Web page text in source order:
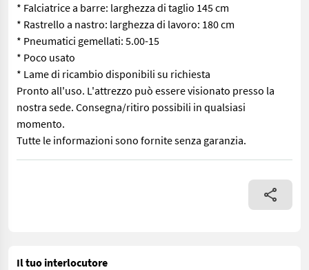
* Falciatrice a barre: larghezza di taglio 145 cm
* Rastrello a nastro: larghezza di lavoro: 180 cm
* Pneumatici gemellati: 5.00-15
* Poco usato
* Lame di ricambio disponibili su richiesta
Pronto all'uso. L'attrezzo può essere visionato presso la
nostra sede. Consegna/ritiro possibili in qualsiasi
momento.
Tutte le informazioni sono fornite senza garanzia.
Reform M12 usata completa di falciatrice a barre e rastrello a
Il tuo interlocutore